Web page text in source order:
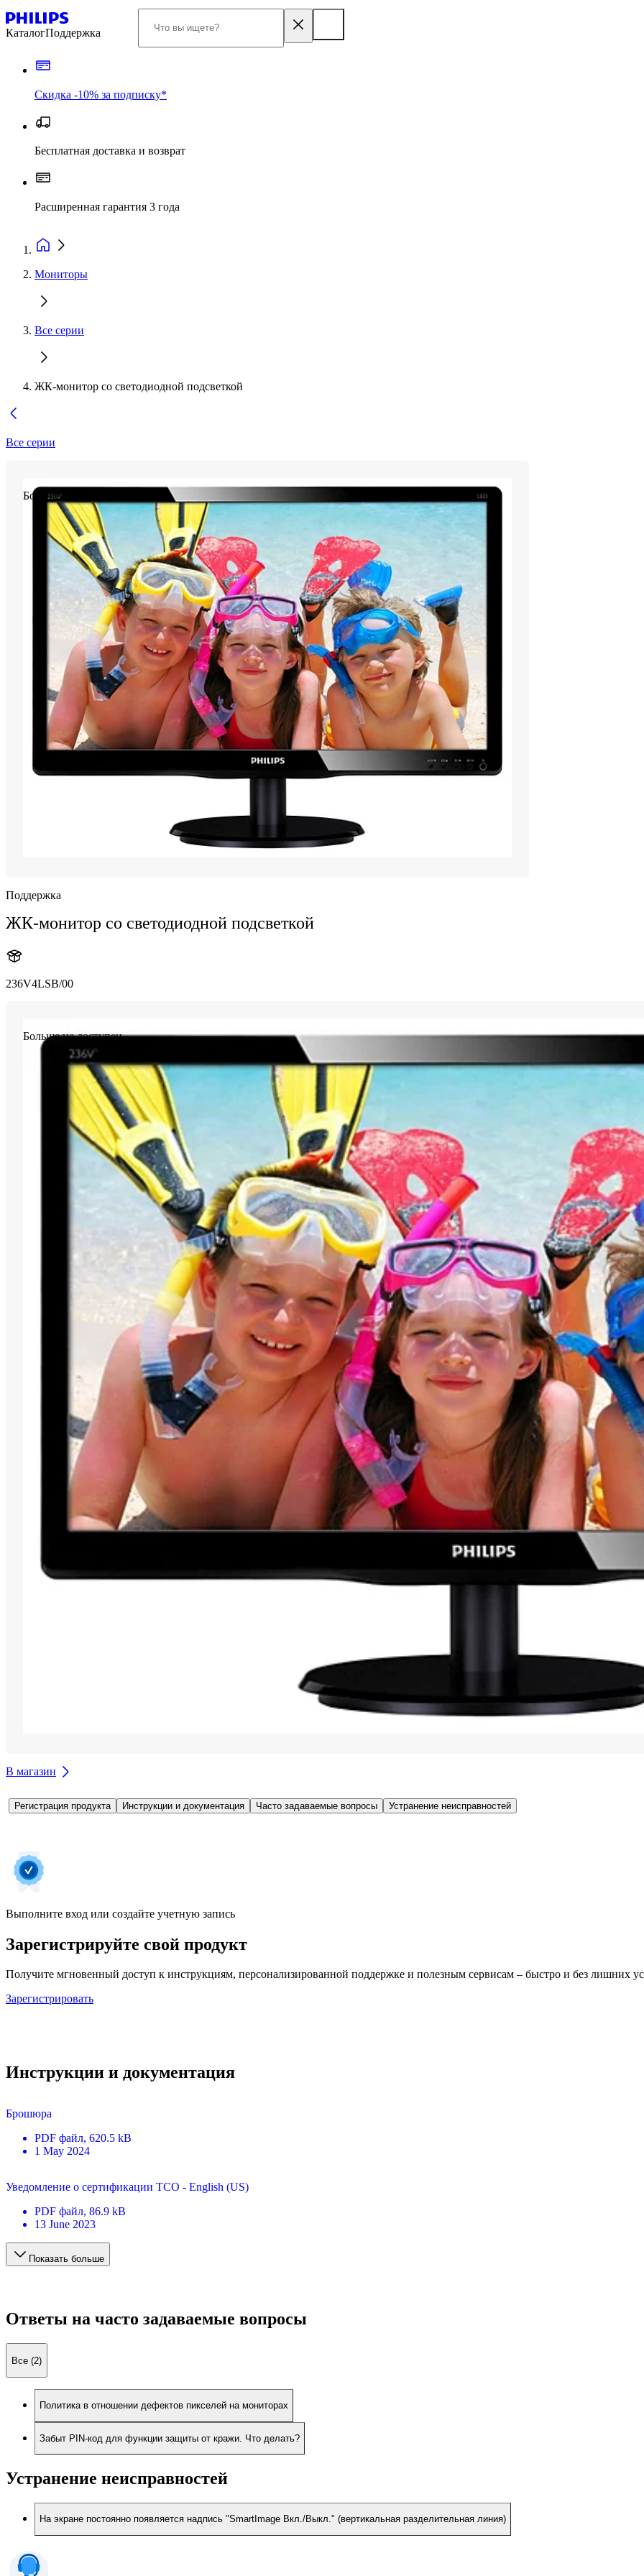
КаталогПоддержка
Скидка -10% за подписку*
Бесплатная доставка и возврат
Расширенная гарантия 3 года
Мониторы
Все серии
ЖК-монитор со светодиодной подсветкой
Все серии
Больше не доступен
Поддержка
ЖК-монитор со светодиодной подсветкой
236V4LSB/00
Больше не доступен
В магазин
Регистрация продукта Инструкции и документация Часто задаваемые вопросы Устранение неисправностей
Выполните вход или создайте учетную запись
Зарегистрируйте свой продукт
Получите мгновенный доступ к инструкциям, персонализированной поддержке и полезным сервисам – быстро и без лишних
Зарегистрировать
Инструкции и документация
Брошюра
PDF файл, 620.5 kB
1 May 2024
Уведомление о сертификации TCO - English (US)
PDF файл, 86.9 kB
13 June 2023
Показать больше
Ответы на часто задаваемые вопросы
Все (2)
Политика в отношении дефектов пикселей на мониторах
Забыт PIN-код для функции защиты от кражи. Что делать?
Устранение неисправностей
На экране постоянно появляется надпись "SmartImage Вкл./Выкл." (вертикальная разделительная линия)